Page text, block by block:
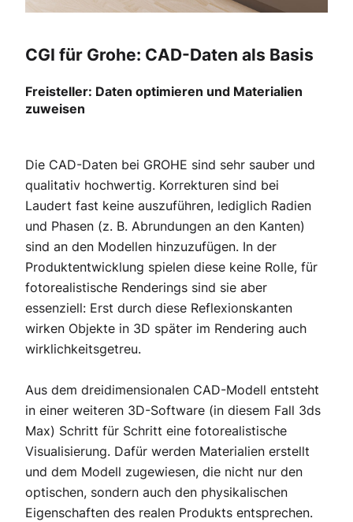
CGI für Grohe: CAD-Daten als Basis
Freisteller: Daten optimieren und Materialien
zuweisen
Die CAD-Daten bei GROHE sind sehr sauber und
qualitativ hochwertig. Korrekturen sind bei
Laudert fast keine auszuführen, lediglich Radien
und Phasen (z. B. Abrundungen an den Kanten)
sind an den Modellen hinzuzufügen. In der
Produktentwicklung spielen diese keine Rolle, für
fotorealistische Renderings sind sie aber
essenziell: Erst durch diese Reflexionskanten
wirken Objekte in 3D später im Rendering auch
wirklichkeitsgetreu.
Aus dem dreidimensionalen CAD-Modell entsteht
in einer weiteren 3D-Software (in diesem Fall 3ds
Max) Schritt für Schritt eine fotorealistische
Visualisierung. Dafür werden Materialien erstellt
und dem Modell zugewiesen, die nicht nur den
optischen, sondern auch den physikalischen
Eigenschaften des realen Produkts entsprechen.